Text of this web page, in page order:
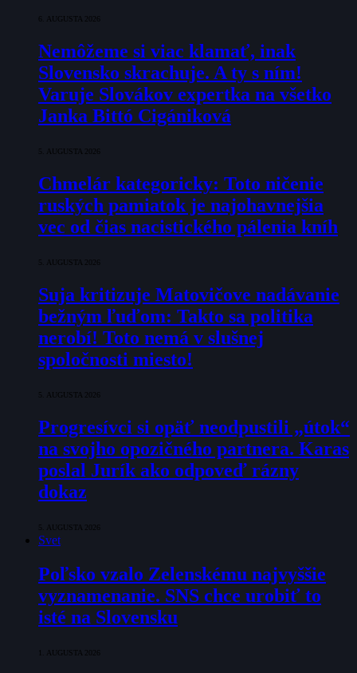
6. AUGUSTA 2026
Nemôžeme si viac klamať, inak
Slovensko skrachuje. A ty s ním!
Varuje Slovákov expertka na všetko
Janka Bittó Cigániková
5. AUGUSTA 2026
Chmelár kategoricky: Toto ničenie
ruských pamiatok je najohavnejšia
vec od čias nacistického pálenia kníh
5. AUGUSTA 2026
Suja kritizuje Matovičove nadávanie
bežným ľuďom: Takto sa politika
nerobí! Toto nemá v slušnej
spoločnosti miesto!
5. AUGUSTA 2026
Progresívci si opäť neodpustili „útok“
na svojho opozičného partnera. Karas
poslal Jurík ako odpoveď rázny
dokaz
5. AUGUSTA 2026
Svet
Poľsko vzalo Zelenskému najvyššie
vyznamenanie. SNS chce urobiť to
isté na Slovensku
1. AUGUSTA 2026